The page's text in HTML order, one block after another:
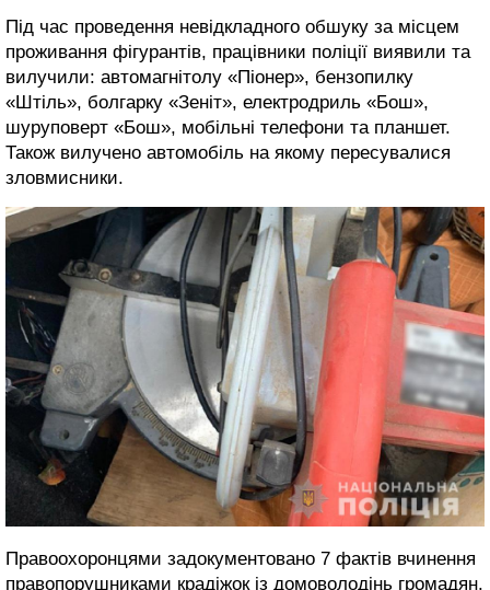
Під час проведення невідкладного обшуку за місцем
проживання фігурантів, працівники поліції виявили та
вилучили: автомагнітолу «Піонер», бензопилку
«Штіль», болгарку «Зеніт», електродриль «Бош»,
шуруповерт «Бош», мобільні телефони та планшет.
Також вилучено автомобіль на якому пересувалися
зловмисники.
Правоохоронцями задокументовано 7 фактів вчинення
правопорушниками крадіжок із домоволодінь громадян.